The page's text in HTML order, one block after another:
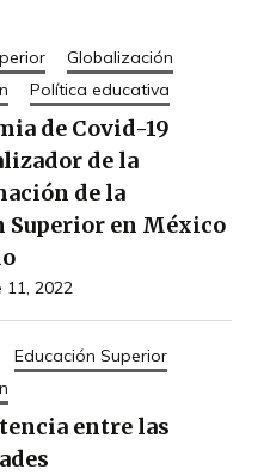
Globalización
Política educativa
de Covid-19
de la
de la
Superior en México
11, 2022
Educación Superior
entre las